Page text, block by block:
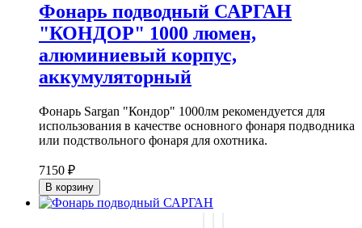
Фонарь подводный САРГАН
"КОНДОР" 1000 люмен,
алюминиевый корпус,
аккумуляторный
Фонарь Sargan "Кондор" 1000лм рекомендуется для
использования в качестве основного фонаря подводника
или подствольного фонаря для охотника.
7150 ₽
В корзину